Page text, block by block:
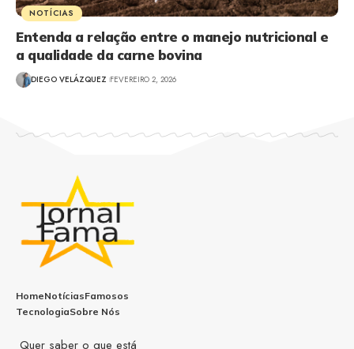
NOTÍCIAS
Entenda a relação entre o manejo nutricional e
a qualidade da carne bovina
DIEGO VELÁZQUEZ FEVEREIRO 2, 2026
HomeNotíciasFamosos
TecnologiaSobre Nós
Quer saber o que está